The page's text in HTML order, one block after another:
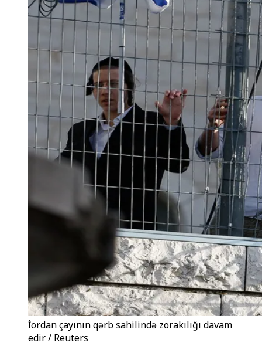
İordan çayının qərb sahilində zorakılığı davam
edir / Reuters